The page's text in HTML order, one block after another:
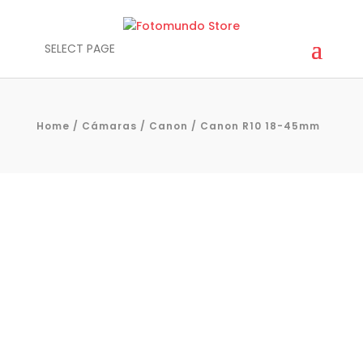
SELECT PAGE
Home / Cámaras / Canon / Canon R10 18-45mm